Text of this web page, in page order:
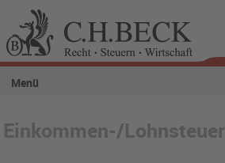
Menü
Einkommen-/Lohnsteuer